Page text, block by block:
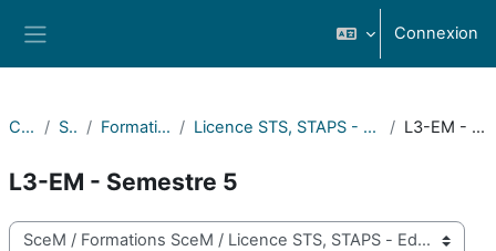
Connexion
Cours SceM Formations SceM Licence STS, STAPS - Education et motricité L3-EM - Semestre 5
L3-EM - Semestre 5